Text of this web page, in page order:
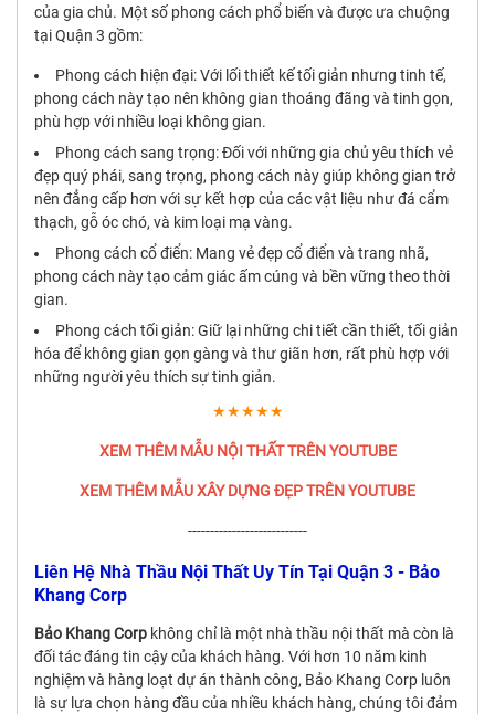
của gia chủ. Một số phong cách phổ biến và được ưa chuộng
tại Quận 3 gồm:
Phong cách hiện đại: Với lối thiết kế tối giản nhưng tinh tế,
phong cách này tạo nên không gian thoáng đãng và tinh gọn,
phù hợp với nhiều loại không gian.
Phong cách sang trọng: Đối với những gia chủ yêu thích vẻ
đẹp quý phái, sang trọng, phong cách này giúp không gian trở
nên đẳng cấp hơn với sự kết hợp của các vật liệu như đá cẩm
thạch, gỗ óc chó, và kim loại mạ vàng.
Phong cách cổ điển: Mang vẻ đẹp cổ điển và trang nhã,
phong cách này tạo cảm giác ấm cúng và bền vững theo thời
gian.
Phong cách tối giản: Giữ lại những chi tiết cần thiết, tối giản
hóa để không gian gọn gàng và thư giãn hơn, rất phù hợp với
những người yêu thích sự tinh giản.
★★★★★
XEM THÊM MẪU NỘI THẤT TRÊN YOUTUBE
XEM THÊM MẪU XÂY DỰNG ĐẸP TRÊN YOUTUBE
---------------------------
Liên Hệ Nhà Thầu Nội Thất Uy Tín Tại Quận 3 - Bảo
Khang Corp
Bảo Khang Corp không chỉ là một nhà thầu nội thất mà còn là
đối tác đáng tin cậy của khách hàng. Với hơn 10 năm kinh
nghiệm và hàng loạt dự án thành công, Bảo Khang Corp luôn
là sự lựa chọn hàng đầu của nhiều khách hàng, chúng tôi đảm